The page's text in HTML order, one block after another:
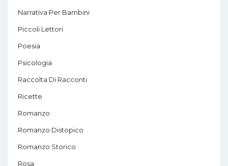
Narrativa Per Bambini
Piccoli Lettori
Poesia
Psicologia
Raccolta Di Racconti
Ricette
Romanzo
Romanzo Distopico
Romanzo Storico
Rosa